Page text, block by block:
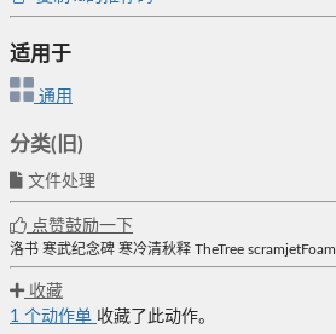
适用于
通用
分类(旧)
文件处理
点赞鼓励一下
洛书 寒武纪念碑 寒冷清秋释 TheTree scramjetFoam
收藏
1 个动作单 收藏了此动作。